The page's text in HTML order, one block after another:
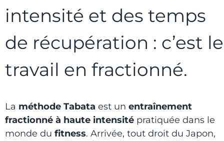
intensité et des temps
de récupération : c’est le
travail en fractionné.
La méthode Tabata est un entraînement
fractionné à haute intensité pratiquée dans le
monde du fitness. Arrivée, tout droit du Japon,